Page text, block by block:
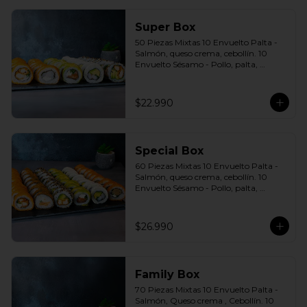
Super Box
50 Piezas Mixtas 10 Envuelto Palta -
Salmón, queso crema, cebollín. 10
Envuelto Sésamo - Pollo, palta,
Pollo, queso crema, cebollín. 10 Panko
- Camarón, queso crema, cebollín
$22.990
Special Box
60 Piezas Mixtas 10 Envuelto Palta -
Salmón, queso crema, cebollín. 10
Envuelto Sésamo - Pollo, palta,
Pollo, queso crema, cebollín. 10 Panko
- Champiñón, queso crema, cebollín.
$26.990
Family Box
70 Piezas Mixtas 10 Envuelto Palta -
Salmón, Queso crema , Cebollín. 10